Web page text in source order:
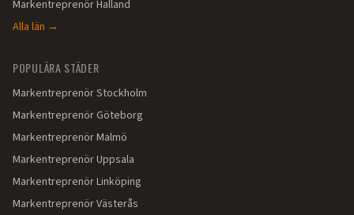
MarkentreprenörHalland
Alla län →
POPULÄRA STÄDER
MarkentreprenörStockholm
MarkentreprenörGöteborg
MarkentreprenörMalmö
MarkentreprenörUppsala
MarkentreprenörLinköping
MarkentreprenörVästerås